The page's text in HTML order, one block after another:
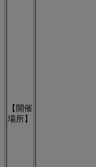
【開催
場所】